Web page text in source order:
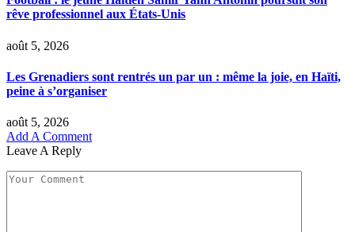
rêve professionnel aux États-Unis
août 5, 2026
Les Grenadiers sont rentrés un par un : même la joie, en Haïti,
peine à s’organiser
août 5, 2026
Add A Comment
Leave A Reply